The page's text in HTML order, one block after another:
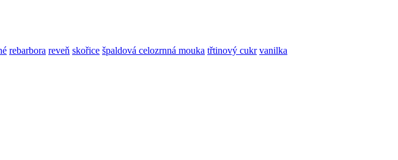
rebarbora reveň skořice špaldová celozrnná mouka třtinový cukr vanilka